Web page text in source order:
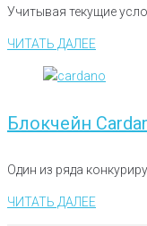
Учитывая текущие
ЧИТАТЬ ДАЛЕЕ
Блокчейн
Один из ряда
ЧИТАТЬ ДАЛЕЕ